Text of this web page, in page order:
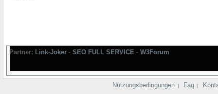
Partner: Link-Joker - SEO FULL SERVICE - W3Forum
Nutzungsbedingungen | Faq |